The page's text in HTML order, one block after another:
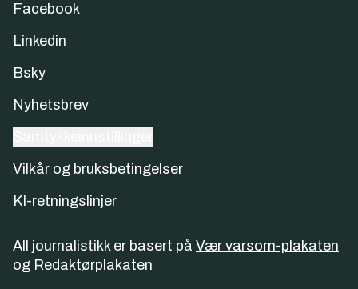
Facebook
Linkedin
Bsky
Nyhetsbrev
Vilkår og bruksbetingelser
KI-retningslinjer
All journalistikk er basert på Vær varsom-plakaten
og Redaktørplakaten